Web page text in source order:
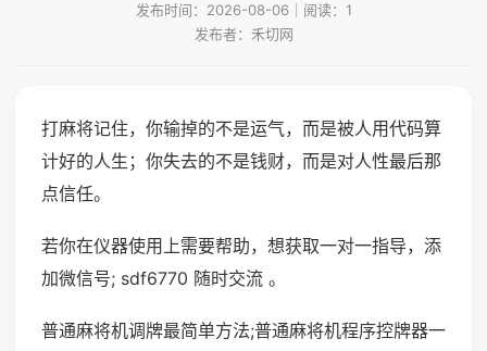
发布时间：2026-08-06｜阅读：1
发布者：禾切网
打麻将记住，你输掉的不是运气，而是被人用代码算
计好的人生；你失去的不是钱财，而是对人性最后那
点信任。
若你在仪器使用上需要帮助，想获取一对一指导，添
加微信号; sdf6770 随时交流 。
普通麻将机调牌最简单方法;普通麻将机程序控牌器一